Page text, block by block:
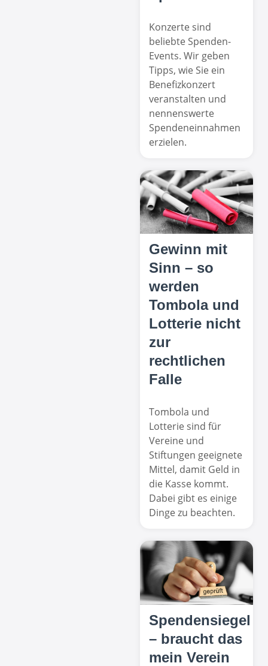
Konzerte sind
beliebte Spenden-
Events. Wir geben
Tipps, wie Sie ein
Benefizkonzert
veranstalten und
nennenswerte
Spendeneinnahmen
erzielen.
Gewinn mit
Sinn – so
werden
Tombola und
Lotterie nicht
zur
rechtlichen
Falle
Tombola und
Lotterie sind für
Vereine und
Stiftungen geeignete
Mittel, damit Geld in
die Kasse kommt.
Dabei gibt es einige
Dinge zu beachten.
Spendensiegel
– braucht das
mein Verein